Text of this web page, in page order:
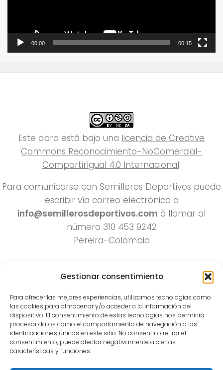
Gestionar consentimiento
Para ofrecer las mejores experiencias, utilizamos tecnologías como
las cookies para almacenar y/o acceder a la información del
dispositivo. El consentimiento de estas tecnologías nos permitirá
procesar datos como el comportamiento de navegación o las
identificaciones únicas en este sitio. No consentir o retirar el
consentimiento, puede afectar negativamente a ciertas
características y funciones.
00:00 00:15
Este obra está bajo una licencia de Creative
Commons Reconocimiento-NoComercial-
CompartirIgual 4.0 Internacional.
Para comunicarse con Semilleros Deportivos puede
escribir vía correo electrónico a
info@semillerosdeportivos.com ó llamar al
número 310 453 9242
Pereira-Colombia
Todos los derechos reservados 2022.
Funciona con - Diseñado con el